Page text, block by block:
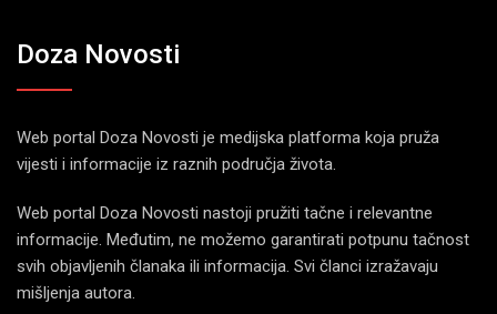
Doza Novosti
Web portal Doza Novosti je medijska platforma koja pruža
vijesti i informacije iz raznih područja života.
Web portal Doza Novosti nastoji pružiti tačne i relevantne
informacije. Međutim, ne možemo garantirati potpunu tačnost
svih objavljenih članaka ili informacija. Svi članci izražavaju
mišljenja autora.